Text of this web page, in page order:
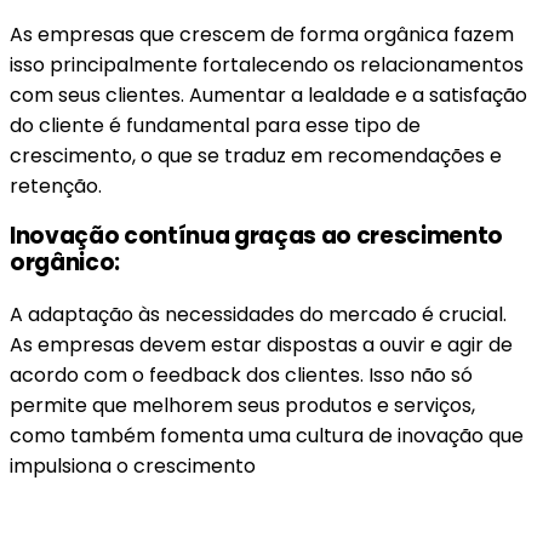
As empresas que crescem de forma orgânica fazem
isso principalmente fortalecendo os relacionamentos
com seus clientes. Aumentar a lealdade e a satisfação
do cliente é fundamental para esse tipo de
crescimento, o que se traduz em recomendações e
retenção.
Inovação contínua graças ao crescimento
orgânico:
A adaptação às necessidades do mercado é crucial.
As empresas devem estar dispostas a ouvir e agir de
acordo com o feedback dos clientes. Isso não só
permite que melhorem seus produtos e serviços,
como também fomenta uma cultura de inovação que
impulsiona o crescimento